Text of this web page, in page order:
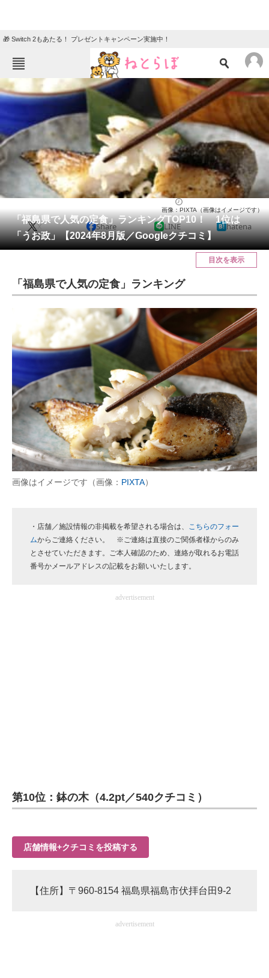
🎁 Switch 2もあたる！ プレゼントキャンペーン実施中！
ねとらぼメニュー
TOP ニュース
エンタメ クイズ
グルメ 地域
住まい 教育・育児
リサーチ
会員記事
メディア
ITの今と未来を見通す
スマホと通信の最新トレンド
進化するPCとデバイスの未来
好きが集まる 比べて選べる
ビジネスと働き方のヒント
AI活用のいまが分かる
企業ITのトレンドを詳説
ITエンジニア向け専門サイト
企業向けIT製品の総合サイト
「福島県で人気の定食」ランキングTOP10！ 1位は
「うお政」【2024年8月版／Googleクチコミ】
画像：PIXTA（画像はイメージです）
X Share LINE hatena
目次を表示
「福島県で人気の定食」ランキング
画像はイメージです（画像： PIXTA）
・店舗／施設情報の非掲載を希望される場合は、 こちらのフォー
ムからご連絡ください。 ※ご連絡は直接のご関係者様からのみ
とさせていただきます。ご本人確認のため、連絡が取れるお電話
番号かメールアドレスの記載をお願いいたします。
advertisement
第10位：鉢の木（4.2pt／540クチコミ）
店舗情報+クチコミを投稿する
【住所】〒960-8154 福島県福島市伏拝台田9-2
advertisement